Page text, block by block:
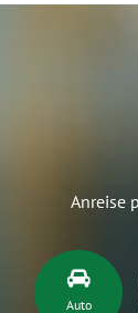
Anreise
Auto